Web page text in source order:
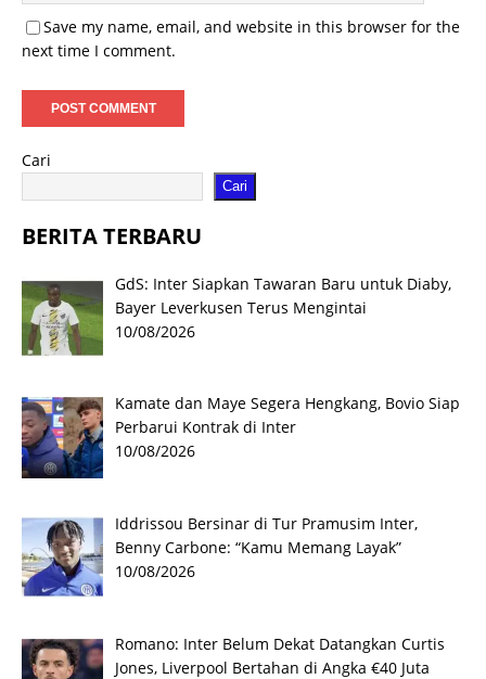
Save my name, email, and website in this browser for the
next time I comment.
Cari
Cari
BERITA TERBARU
GdS: Inter Siapkan Tawaran Baru untuk Diaby,
Bayer Leverkusen Terus Mengintai
10/08/2026
Kamate dan Maye Segera Hengkang, Bovio Siap
Perbarui Kontrak di Inter
10/08/2026
Iddrissou Bersinar di Tur Pramusim Inter,
Benny Carbone: “Kamu Memang Layak”
10/08/2026
Romano: Inter Belum Dekat Datangkan Curtis
Jones, Liverpool Bertahan di Angka €40 Juta